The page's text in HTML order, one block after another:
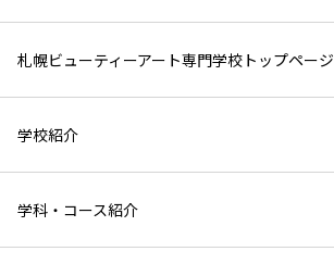
札幌ビューティーアート専門学校トップページ
学校紹介
学科・コース紹介